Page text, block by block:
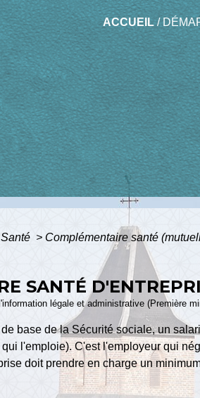
ACCUEIL/
> Complémentaire santé
SANTÉ
légale et administrative (Première
base de la Sécurité sociale, un
l'emploie). C'est l'employeur qui
doit prendre en charge un